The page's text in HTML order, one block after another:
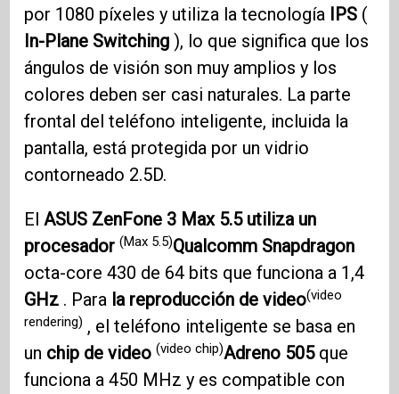
por 1080 píxeles y utiliza la tecnología IPS (
In-Plane Switching ), lo que significa que los
ángulos de visión son muy amplios y los
colores deben ser casi naturales. La parte
frontal del teléfono inteligente, incluida la
pantalla, está protegida por un vidrio
contorneado 2.5D.
ElASUS ZenFone 3 Max 5.5 utiliza un
procesador(Max 5.5)Qualcomm Snapdragon
octa-core 430 de 64 bits que funciona a 1,4
GHz . Para la reproducción de video(video
rendering) , el teléfono inteligente se basa en
un chip de video(video chip)Adreno 505que
funciona a 450 MHz y es compatible con